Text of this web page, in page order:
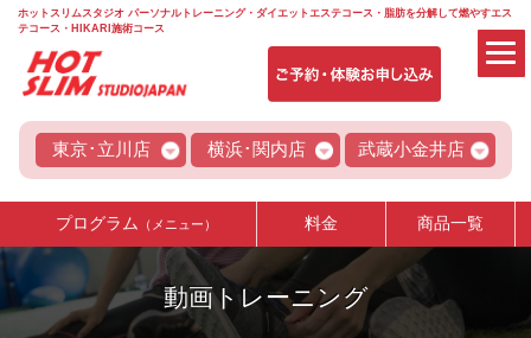
ホットスリムスタジオ パーソナルトレーニング・ダイエットエステコース・脂肪を分解して燃やすエス
テコース・HIKARI施術コース
東京･立川店 横浜･関内店 武蔵小金井店
プログラム （メニュー） 料金 商品一覧
動画トレーニング